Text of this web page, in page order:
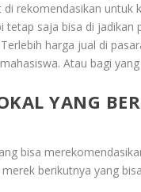
rekomendasikan
tetap saja bisa di
harga jual di
Atau bagi
YANG
bisa
merek berikutnya yang